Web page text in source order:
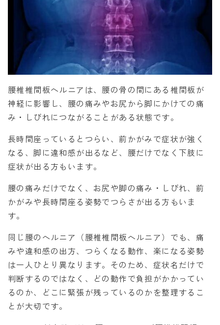
腰椎椎間板ヘルニアは、腰の骨の間にある椎間板が
神経に影響し、腰の痛みやお尻から脚にかけての痛
み・しびれにつながることがある状態です。
長時間座っているとつらい、前かがみで症状が強く
なる、脚に違和感が出るなど、腰だけでなく下肢に
症状が出る方もいます。
腰の痛みだけでなく、お尻や脚の痛み・しびれ、前
かがみや長時間座る姿勢でつらさが出る方もいま
す。
同じ腰のヘルニア（腰椎椎間板ヘルニア）でも、痛
みや違和感の出方、つらくなる動作、楽になる姿勢
は一人ひとり異なります。そのため、症状名だけで
判断するのではなく、どの動作で負担がかかってい
るのか、どこに緊張が残っているのかを整理するこ
とが大切です。